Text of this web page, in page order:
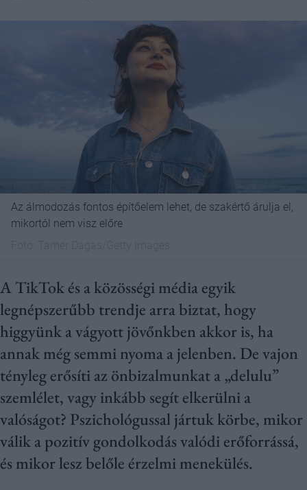
Az álmodozás fontos építőelem lehet, de szakértő árulja el,
mikortól nem visz előre
A TikTok és a közösségi média egyik
legnépszerűbb trendje arra biztat, hogy
higgyünk a vágyott jövőnkben akkor is, ha
annak még semmi nyoma a jelenben. De vajon
tényleg erősíti az önbizalmunkat a „delulu”
szemlélet, vagy inkább segít elkerülni a
valóságot? Pszichológussal jártuk körbe, mikor
válik a pozitív gondolkodás valódi erőforrássá,
és mikor lesz belőle érzelmi menekülés.